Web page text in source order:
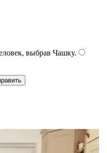
выбрав Чашку.